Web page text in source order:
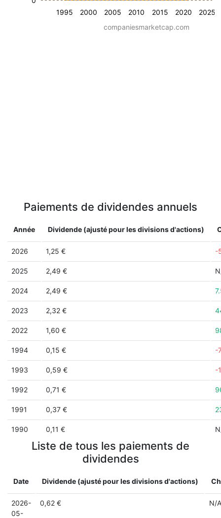
1995 2000 2005 2010 2015 2020 2025
companiesmarketcap.com
Paiements de dividendes annuels
Année Dividende (ajusté pour les divisions d'actions)
2026 1,25 € -
2025 2,49 €
2024 2,49 €
2023 2,32 €
2022 1,60 €
1994 0,15 € -
1993 0,59 € -
1992 0,71 €
1991 0,37 €
1990 0,11 €
Liste de tous les paiements de
dividendes
Date Dividende (ajusté pour les divisions d'actions)
2026-
05-
0,62 € N/A